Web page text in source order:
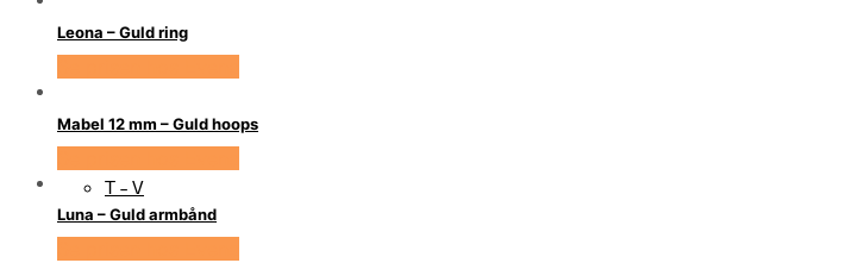
T – V
Leona – Guld ring
Mabel 12 mm – Guld hoops
Luna – Guld armbånd